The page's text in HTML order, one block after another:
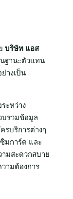
บริษัท แอส
ฐานะตัวแทน
างเป็น
ะหว่าง
บรวมข้อมูล
รบริการต่างๆ
มการ์ด และ
ามสะดวกสบาย
ามต้องการ